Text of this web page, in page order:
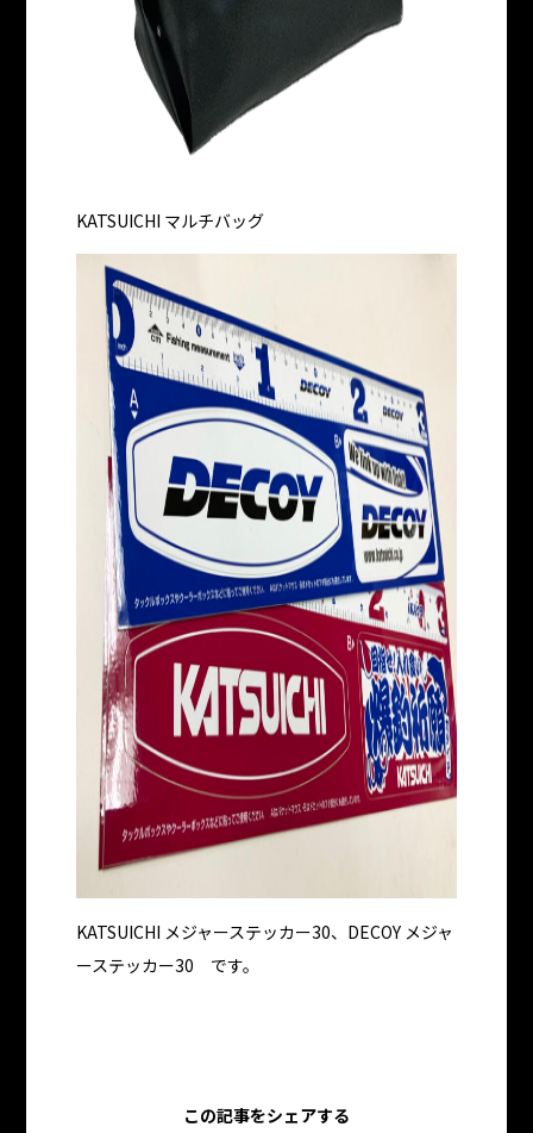
KATSUICHI マルチバッグ
KATSUICHI メジャーステッカー30、DECOY メジャ
ーステッカー30 です。
この記事をシェアする